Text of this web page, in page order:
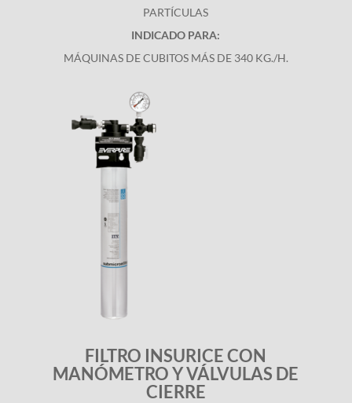
PARTÍCULAS
INDICADO PARA:
MÁQUINAS DE CUBITOS MÁS DE 340 KG./H.
FILTRO INSURICE CON
MANÓMETRO Y VÁLVULAS DE
CIERRE